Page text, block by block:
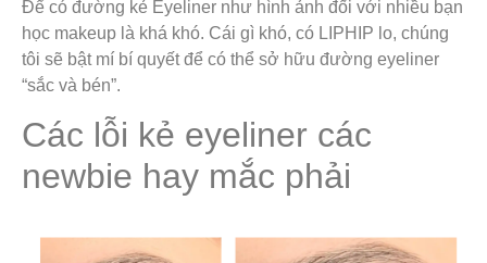
Để có đường kẻ Eyeliner như hình ảnh đối với nhiều bạn
học makeup là khá khó. Cái gì khó, có LIPHIP lo, chúng
tôi sẽ bật mí bí quyết để có thể sở hữu đường eyeliner
“sắc và bén”.
Các lỗi kẻ eyeliner các
newbie hay mắc phải